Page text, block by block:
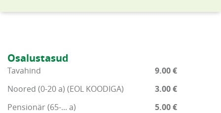
Osalustasud
Tavahind
9.00 €
Noored (0-20 a) (EOL KOODIGA)
3.00 €
Pensionär (65-... a)
5.00 €